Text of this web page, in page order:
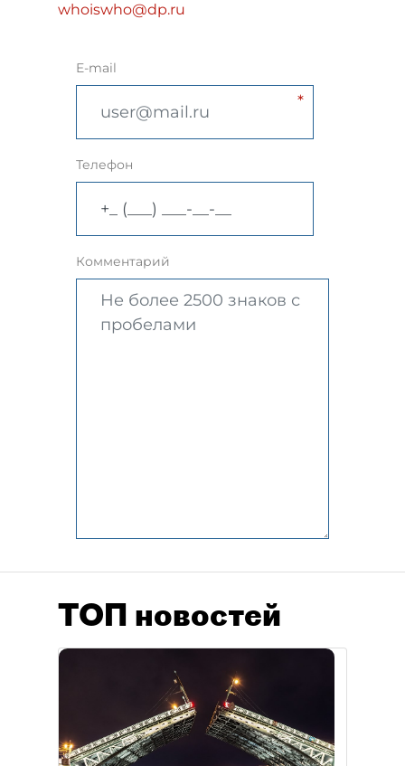
whoiswho@dp.ru
E-mail
Телефон
Комментарий
ТОП новостей